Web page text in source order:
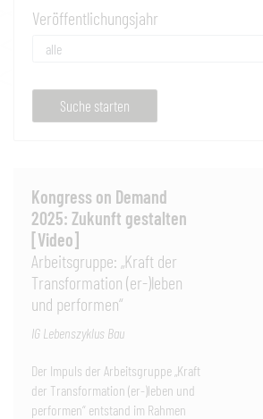
Veröffentlichungsjahr
Suche starten
Kongress on Demand
2025: Zukunft gestalten
[Video]
Arbeitsgruppe: „Kraft der
Transformation (er-)leben
und performen“
IG Lebenszyklus Bau
Der Impuls der Arbeitsgruppe „Kraft
der Transformation (er-)leben und
performen“ entstand im Rahmen